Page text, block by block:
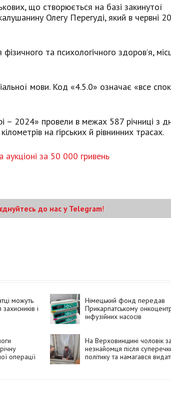
що створюється на базі закинутої
Олегу Перегуді, який в червні
фізичного та психологічного здоров’я,
мови. Код «4.5.0» означає «все
– 2024» провели в межах 587 річниці з
на гірських й рівнинних трасах.
аукціоні за 50 000 гривень
до нас у Telegram!
можуть
і
Німецький фонд передав
Прикарпатському
інфузійних насосів
операції
На Верховинщині чоловік
незнайомця після
політику та намагався